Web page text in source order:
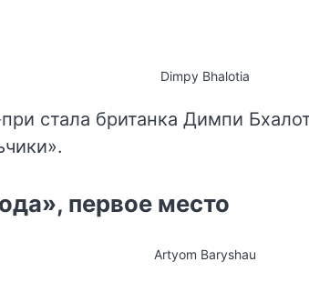
Dimpy Bhalotia
стала британка Димпи
первое место
Artyom Baryshau